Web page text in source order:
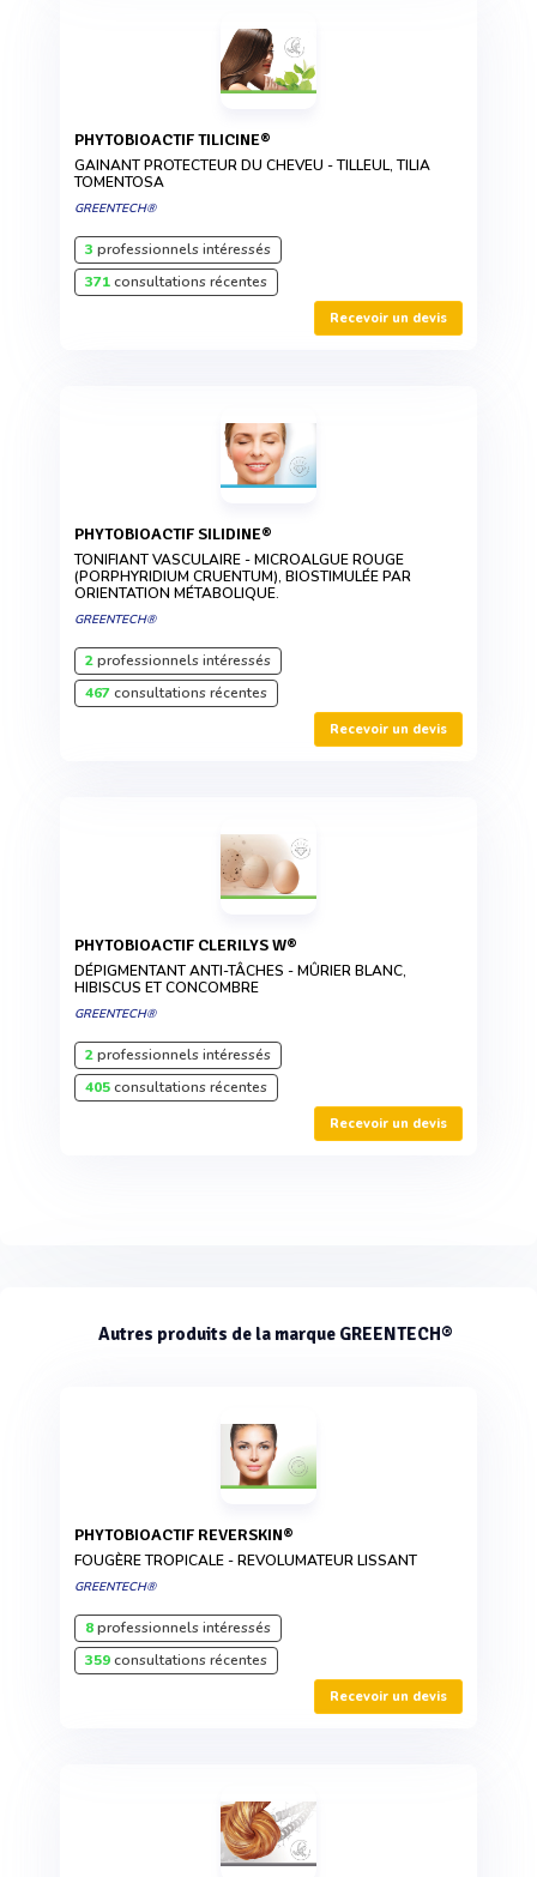
PHYTOBIOACTIF TILICINE®
GAINANT PROTECTEUR DU CHEVEU - TILLEUL, TILIA
TOMENTOSA
GREENTECH®
3 professionnels intéressés
371consultations récentes
Recevoir un devis
PHYTOBIOACTIF SILIDINE®
TONIFIANT VASCULAIRE - MICROALGUE ROUGE
(PORPHYRIDIUM CRUENTUM), BIOSTIMULÉE PAR
ORIENTATION MÉTABOLIQUE.
GREENTECH®
2professionnels intéressés
467consultations récentes
Recevoir un devis
PHYTOBIOACTIF CLERILYS W®
DÉPIGMENTANT ANTI-TÂCHES - MÛRIER BLANC,
HIBISCUS ET CONCOMBRE
GREENTECH®
2professionnels intéressés
405consultations récentes
Recevoir un devis
Autres produits de la marque GREENTECH®
PHYTOBIOACTIF REVERSKIN®
FOUGÈRE TROPICALE - REVOLUMATEUR LISSANT
GREENTECH®
8professionnels intéressés
359consultations récentes
Recevoir un devis